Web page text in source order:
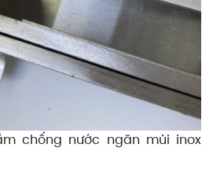
chống nước ngăn mùi inox